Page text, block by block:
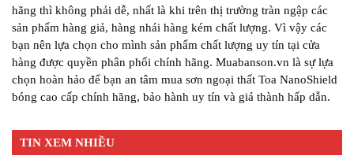
hãng thì không phải dễ, nhất là khi trên thị trường tràn ngập các
sản phẩm hàng giả, hàng nhái hàng kém chất lượng. Vì vậy các
bạn nên lựa chọn cho mình sản phẩm chất lượng uy tín tại cửa
hàng được quyền phân phối chính hãng. Muabanson.vn là sự lựa
chọn hoàn hảo để bạn an tâm mua sơn ngoại thất Toa NanoShield
bóng cao cấp chính hãng, bảo hành uy tín và giá thành hấp dẫn.
TIN XEM NHIỀU